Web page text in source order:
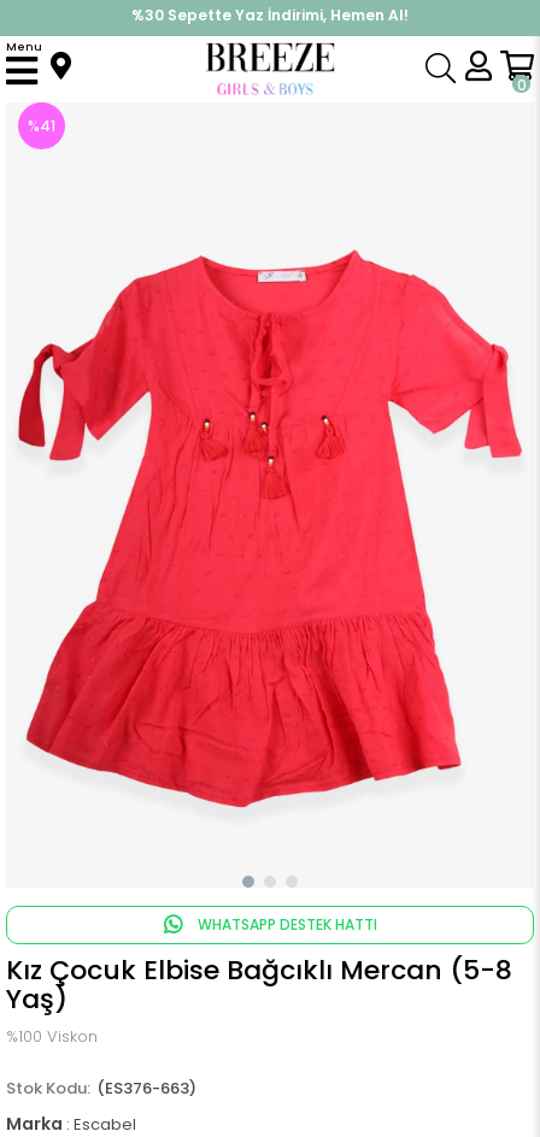
%30 Sepette Yaz İndirimi, Hemen Al!
İndirimlere ek %10 İndirimi Kap, Hemen Üye Ol!
0
Menu
Anasayfa Elbise Modelleri Yazlık Elbise Kız Çocuk Elbise Bağcıklı Mercan (5-8 Yaş)
%41
WHATSAPP DESTEK HATTI
Kız Çocuk Elbise Bağcıklı Mercan (5-8
Yaş)
%100 Viskon
(ES376-663)
Marka : Escabel